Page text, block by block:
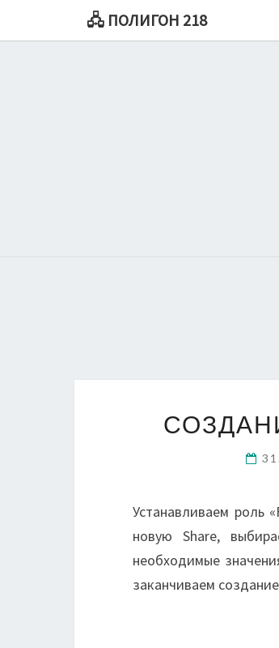
🖧 ПОЛИГОН 218
Устанавливаем роль
новую Share,
необходимые
заканчиваем